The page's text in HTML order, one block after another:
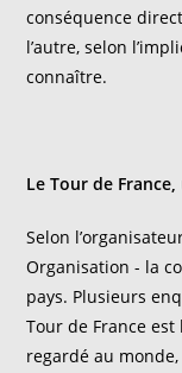
conséquence
l’autre, selon
connaître.
Le Tour de
Selon
Organisation - la
pays. Plusieurs
Tour de France
regardé au